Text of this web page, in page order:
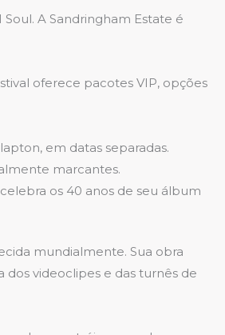
A Sandringham Estate é
oferece pacotes VIP, opções
em datas separadas.
marcantes.
os 40 anos de seu álbum
mundialmente. Sua obra
videoclipes e das turnês de